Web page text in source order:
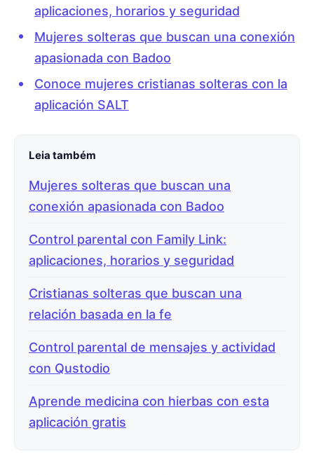
aplicaciones, horarios y seguridad
Mujeres solteras que buscan una conexión
apasionada con Badoo
Conoce mujeres cristianas solteras con la
aplicación SALT
Leia também
Mujeres solteras que buscan una
conexión apasionada con Badoo
Control parental con Family Link:
aplicaciones, horarios y seguridad
Cristianas solteras que buscan una
relación basada en la fe
Control parental de mensajes y actividad
con Qustodio
Aprende medicina con hierbas con esta
aplicación gratis